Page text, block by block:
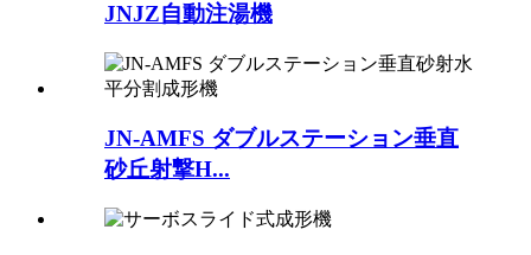
JNJZ自動注湯機
JN-AMFS ダブルステーション垂直
砂丘射撃H...